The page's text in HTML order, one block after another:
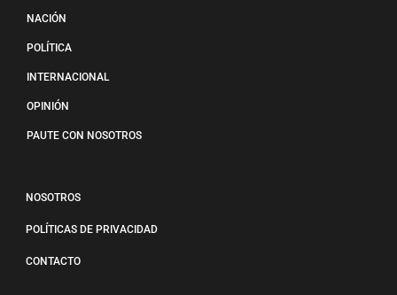
NACIÓN
POLÍTICA
INTERNACIONAL
OPINIÓN
PAUTE CON NOSOTROS
NOSOTROS
POLÍTICAS DE PRIVACIDAD
CONTACTO